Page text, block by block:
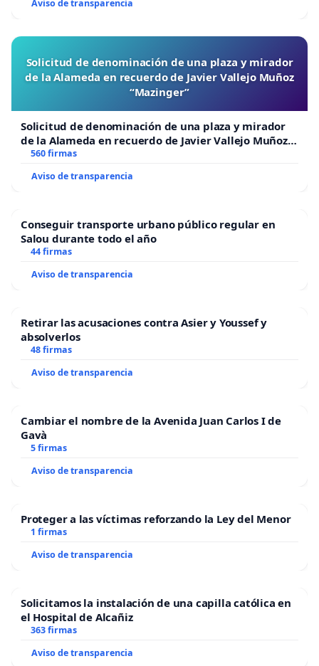
Aviso de transparencia
Solicitud de denominación de una plaza y mirador
de la Alameda en recuerdo de Javier Vallejo Muñoz
“Mazinger”
Solicitud de denominación de una plaza y mirador
de la Alameda en recuerdo de Javier Vallejo Muñoz
“Mazinger”
560 firmas
Aviso de transparencia
Conseguir transporte urbano público regular en
Salou durante todo el año
44 firmas
Aviso de transparencia
Retirar las acusaciones contra Asier y Youssef y
absolverlos
48 firmas
Aviso de transparencia
Cambiar el nombre de la Avenida Juan Carlos I de
Gavà
5 firmas
Aviso de transparencia
Proteger a las víctimas reforzando la Ley del Menor
1 firmas
Aviso de transparencia
Solicitamos la instalación de una capilla católica en
el Hospital de Alcañiz
363 firmas
Aviso de transparencia